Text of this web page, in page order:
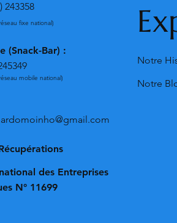
243358
fixe national)
(Snack-Bar) :
mobile national)
des Entreprises
N° 11699
Notre
Notre